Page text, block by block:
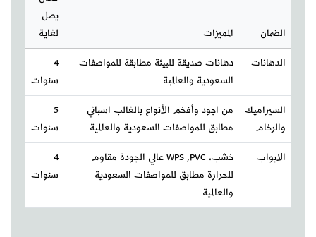
الضمان المميزات
يصل
لغاية
الدهانات
دهانات صديقة للبيئة مطابقة للمواصفات
السعودية والعالمية
4
سنوات
السيراميك
والرخام
من اجود وأفخم الأنواع بالغالب اسباني
مطابق للمواصفات السعودية والعالمية
5
سنوات
الابواب
خشب، WPS ,PVC عالي الجودة مقاوم
للحرارة مطابق للمواصفات السعودية
والعالمية
4
سنوات